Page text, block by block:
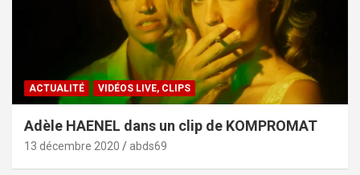
ACTUALITÉ VIDÉOS LIVE, CLIPS
Adèle HAENEL dans un clip de KOMPROMAT
13 décembre 2020 abds69